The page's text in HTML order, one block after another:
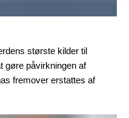
største kilder til
gøre påvirkningen af
fremover erstattes af